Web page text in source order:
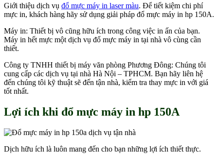
Giới thiệu dịch vụ đổ mực máy in laser màu. Để tiết kiệm chi phí
mực in, khách hàng hãy sử dụng giải pháp đổ mực máy in hp 150A.
Máy in: Thiết bị vô cũng hữu ích trong công việc in ấn của bạn.
Máy in hết mực một dịch vụ đổ mực máy in tại nhà vô cùng cần
thiết.
Công ty TNHH thiết bị máy văn phòng Phương Đông: Chúng tôi
cung cấp các dịch vụ tại nhà Hà Nội – TPHCM. Bạn hãy liên hệ
đến chúng tôi kỹ thuật sẽ đến tận nhà, kiểm tra thay mực in với giá
tốt nhất.
Lợi ích khi đổ mực máy in hp 150A
Dịch hữu ích là luôn mang đến cho bạn những lợi ích thiết thực.